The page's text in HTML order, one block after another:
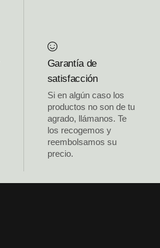
Garantía de
satisfacción
Si en algún caso los
productos no son de tu
agrado, llámanos. Te
los recogemos y
reembolsamos su
precio.